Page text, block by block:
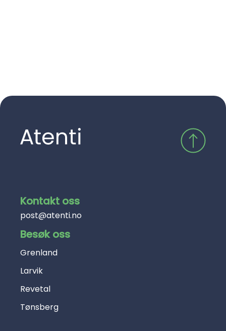
Kontakt oss
post@atenti.no
Besøk oss
Grenland
Larvik
Revetal
Tønsberg